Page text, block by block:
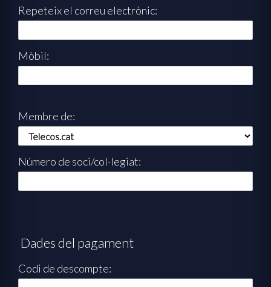
Repeteix el correu electrònic:
Mòbil:
Membre de:
Número de soci/col·legiat:
Dades del pagament
Codi de descompte: